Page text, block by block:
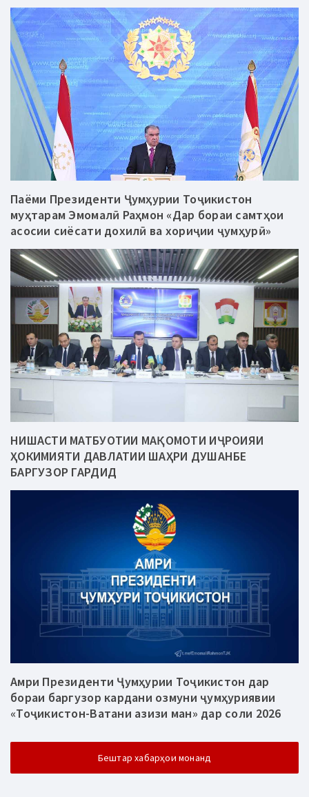
Паёми Президенти Ҷумҳурии Тоҷикистон
муҳтарам Эмомалӣ Раҳмон «Дар бораи самтҳои
асосии сиёсати дохилӣ ва хориҷии ҷумҳурӣ»
НИШАСТИ МАТБУОТИИ МАҚОМОТИ ИҶРОИЯИ
ҲОКИМИЯТИ ДАВЛАТИИ ШАҲРИ ДУШАНБЕ
БАРГУЗОР ГАРДИД
Амри Президенти Ҷумҳурии Тоҷикистон дар
бораи баргузор кардани озмуни ҷумҳуриявии
«Тоҷикистон-Ватани азизи ман» дар соли 2026
Бештар хабарҳои монанд